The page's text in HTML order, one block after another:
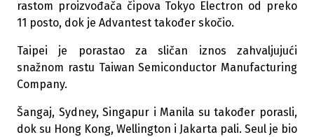
rastom proizvođača čipova Tokyo Electron od preko
11 posto, dok je Advantest također skočio.
Taipei je porastao za sličan iznos zahvaljujući
snažnom rastu Taiwan Semiconductor Manufacturing
Company.
Šangaj, Sydney, Singapur i Manila su također porasli,
dok su Hong Kong, Wellington i Jakarta pali. Seul je bio